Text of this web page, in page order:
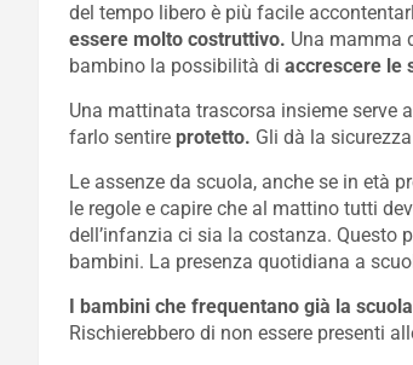
del tempo libero è più facile
essere molto costruttivo. Una mamma
bambino la possibilità di accrescere le
Una mattinata trascorsa insieme serve a
farlo sentire protetto. Gli dà la
Le assenze da scuola, anche se in età
le regole e capire che al mattino tutti
dell’infanzia ci sia la costanza. Questo
bambini. La presenza quotidiana a
I bambini che frequentano già la
Rischierebbero di non essere presenti